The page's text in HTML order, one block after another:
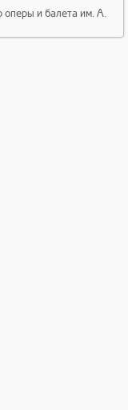
оперы и балета им. А.